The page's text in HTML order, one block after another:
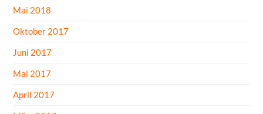
Mai 2018
Oktober 2017
Juni 2017
Mai 2017
April 2017